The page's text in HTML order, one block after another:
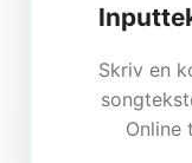
Skriv en
Online